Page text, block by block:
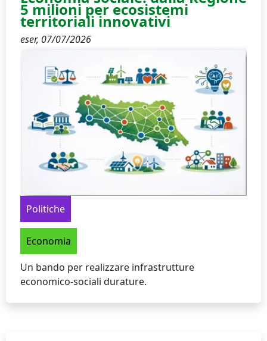
5 milioni per ecosistemi
territoriali innovativi
eser, 07/07/2026
Politiche
Economia
Un bando per realizzare infrastrutture
economico-sociali durature.